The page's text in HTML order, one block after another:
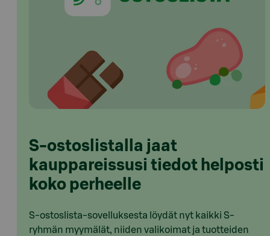
S-ostoslistalla jaat
kauppareissusi tiedot helposti
koko perheelle
S-ostoslista-sovelluksesta löydät nyt kaikki S-
ryhmän myymälät, niiden valikoimat ja tuotteiden